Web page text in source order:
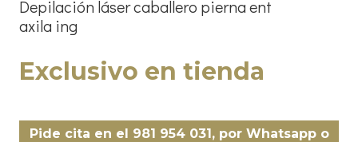
Depilación láser caballero pierna ent
axila ing
Exclusivo en tienda
Pide cita en el 981 954 031, por Whatsapp o